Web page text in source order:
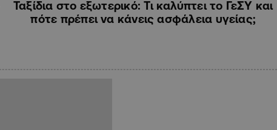
Ταξίδια στο εξωτερικό: Τι καλύπτει το ΓεΣΥ και
πότε πρέπει να κάνεις ασφάλεια υγείας;